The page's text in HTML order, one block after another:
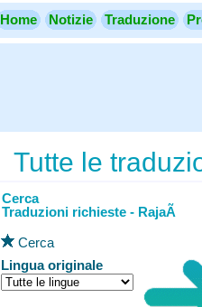
Home Notizie Traduzione
Tutte le
Cerca
Traduzioni richieste - RajaÃ
Cerca
Lingua originale